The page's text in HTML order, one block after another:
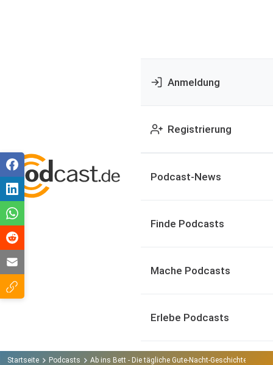
Anmeldung
Registrierung
Podcast-News
Finde Podcasts
Mache Podcasts
Erlebe Podcasts
Startseite Podcasts Ab ins Bett - Die tägliche Gute-Nacht-Geschichte